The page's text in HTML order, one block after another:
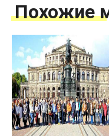
Похожие